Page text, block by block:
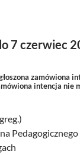
7 czerwiec
zamówiona
intencja nie